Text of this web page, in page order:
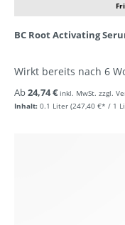
BC Root Activating
Wirkt bereits nach 6
Inhalt: 0.1 Liter (247,40 €* / 1
Ab24,74 € inkl. MwSt. zzgl.